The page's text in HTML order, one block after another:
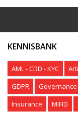
KENNISBANK
AML - CDD - KYC
GDPR
Insurance
MiFID